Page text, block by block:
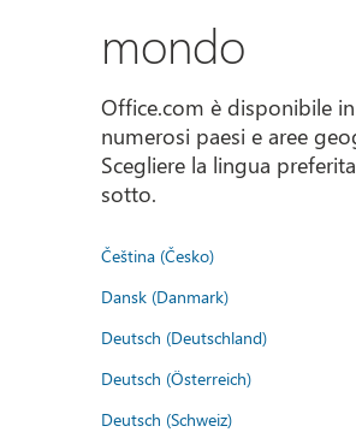
mondo
Office.com è disponibile in
numerosi paesi e aree
Scegliere la lingua
sotto.
Čeština (Česko)
Dansk (Danmark)
Deutsch (Deutschland)
Deutsch (Österreich)
Deutsch (Schweiz)